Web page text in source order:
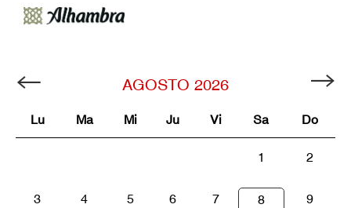
AGOSTO 2026
Lu Ma Mi Ju Vi Sa Do
1 2
3 4 5 6 7 8 9